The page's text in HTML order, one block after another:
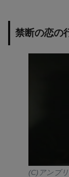
禁断の恋の
(C)アンブ